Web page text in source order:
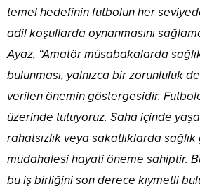
temel hedefinin futbolun her
adil koşullarda oynanmasını
Ayaz, “Amatör müsabakalarda
bulunması, yalnızca bir zorunluluk
verilen önemin göstergesidir.
üzerinde tutuyoruz. Saha içinde
rahatsızlık veya sakatlıklarda
müdahalesi hayati öneme sahiptir.
bu iş birliğini son derece kıymetli